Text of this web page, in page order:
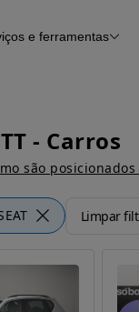
e ferramentas
- Carros
são
Limpar